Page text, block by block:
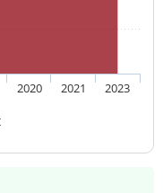
2020 2021 2023